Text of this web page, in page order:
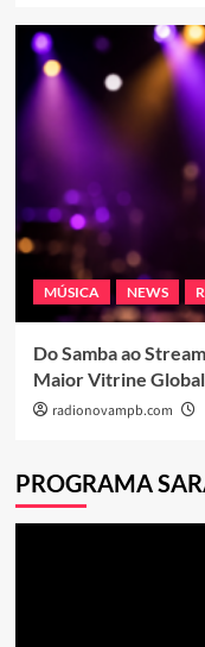
MÚSICA NEWS
Do Samba ao
Maior Vitrine
radionovampb.com
PROGRAMA